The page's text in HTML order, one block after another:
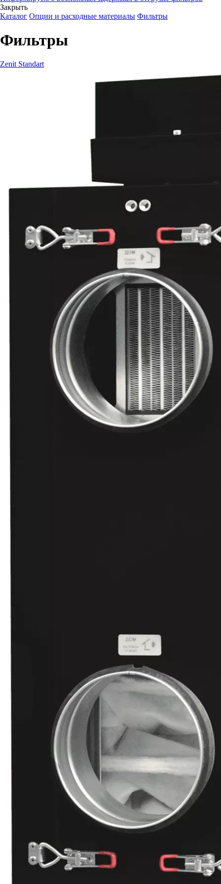
Закрыть
Каталог Опции и расходные материалы Фильтры
Фильтры
Zenit Standart